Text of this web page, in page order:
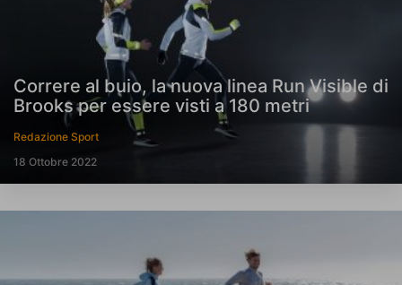
Correre al buio, la nuova linea Run Visible di
Brooks per essere visti a 180 metri
Redazione Sport
18 Ottobre 2022